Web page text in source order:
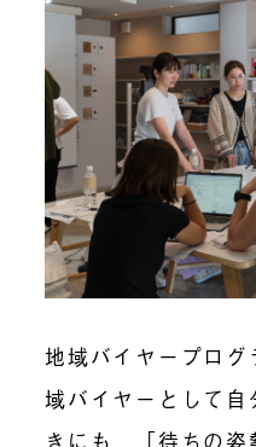
地域バイヤープロ
域バイヤーとして自
きにも、「待ちの